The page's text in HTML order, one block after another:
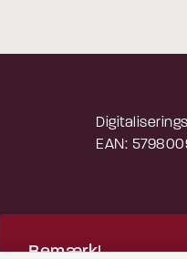
EAN:
Bemærk!